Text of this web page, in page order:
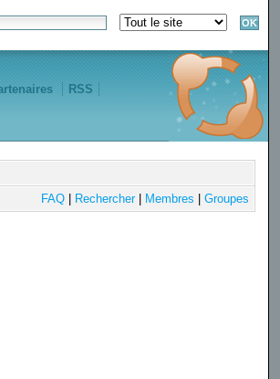
RSS
FAQ| Rechercher| Membres Groupes